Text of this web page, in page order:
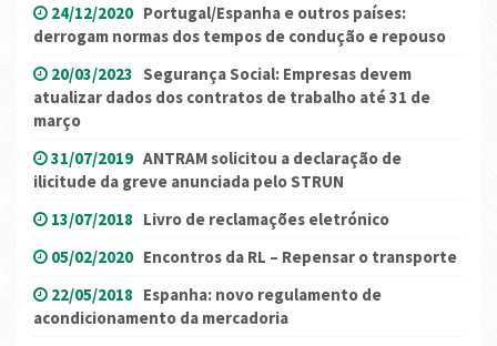
24/12/2020 Portugal/Espanha e outros países:
derrogam normas dos tempos de condução e repouso
20/03/2023 Segurança Social: Empresas devem
atualizar dados dos contratos de trabalho até 31 de
março
31/07/2019 ANTRAM solicitou a declaração de
ilicitude da greve anunciada pelo STRUN
13/07/2018 Livro de reclamações eletrónico
05/02/2020 Encontros da RL – Repensar o transporte
22/05/2018 Espanha: novo regulamento de
acondicionamento da mercadoria